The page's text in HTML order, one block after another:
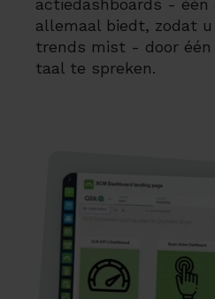
actiedashboards -
allemaal biedt, zodat
trends mist - door één
taal te spreken.